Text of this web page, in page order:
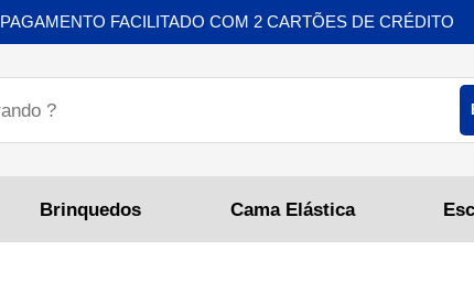
Brinquedos Cama Elástica
PAGAMENTO FACILITADO COM 2 CARTÕES DE CRÉDITO